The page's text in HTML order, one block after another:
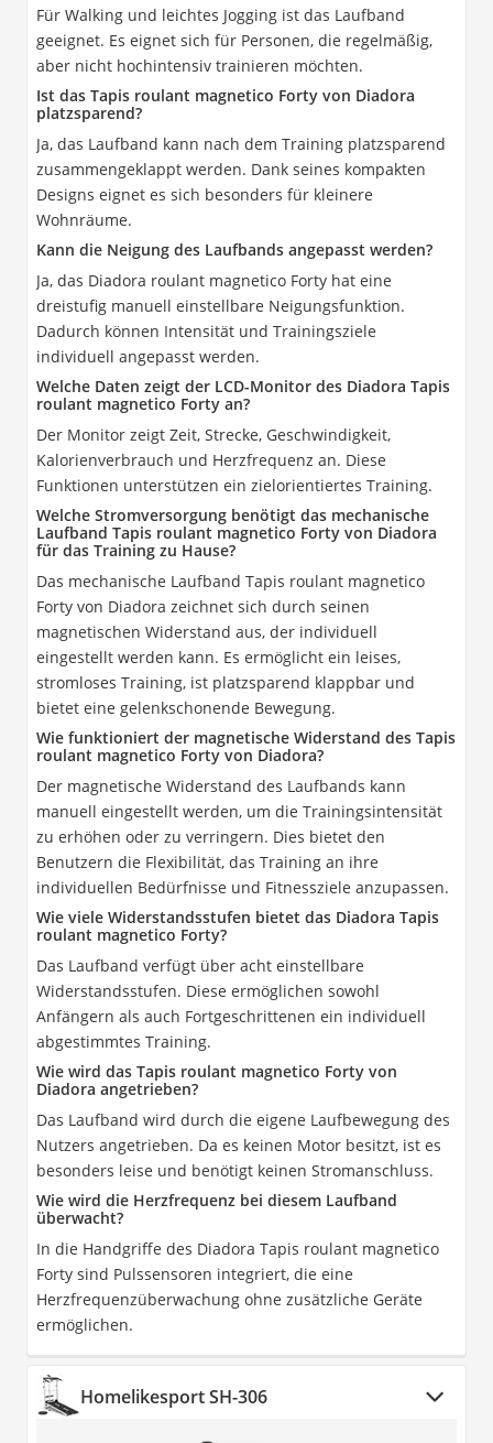
Für Walking und leichtes Jogging ist das Laufband
geeignet. Es eignet sich für Personen, die regelmäßig,
aber nicht hochintensiv trainieren möchten.
Ist das Tapis roulant magnetico Forty von Diadora
platzsparend?
Ja, das Laufband kann nach dem Training platzsparend
zusammengeklappt werden. Dank seines kompakten
Designs eignet es sich besonders für kleinere
Wohnräume.
Kann die Neigung des Laufbands angepasst werden?
Ja, das Diadora roulant magnetico Forty hat eine
dreistufig manuell einstellbare Neigungsfunktion.
Dadurch können Intensität und Trainingsziele
individuell angepasst werden.
Welche Daten zeigt der LCD-Monitor des Diadora Tapis
roulant magnetico Forty an?
Der Monitor zeigt Zeit, Strecke, Geschwindigkeit,
Kalorienverbrauch und Herzfrequenz an. Diese
Funktionen unterstützen ein zielorientiertes Training.
Welche Stromversorgung benötigt das mechanische
Laufband Tapis roulant magnetico Forty von Diadora
für das Training zu Hause?
Das mechanische Laufband Tapis roulant magnetico
Forty von Diadora zeichnet sich durch seinen
magnetischen Widerstand aus, der individuell
eingestellt werden kann. Es ermöglicht ein leises,
stromloses Training, ist platzsparend klappbar und
bietet eine gelenkschonende Bewegung.
Wie funktioniert der magnetische Widerstand des Tapis
roulant magnetico Forty von Diadora?
Der magnetische Widerstand des Laufbands kann
manuell eingestellt werden, um die Trainingsintensität
zu erhöhen oder zu verringern. Dies bietet den
Benutzern die Flexibilität, das Training an ihre
individuellen Bedürfnisse und Fitnessziele anzupassen.
Wie viele Widerstandsstufen bietet das Diadora Tapis
roulant magnetico Forty?
Das Laufband verfügt über acht einstellbare
Widerstandsstufen. Diese ermöglichen sowohl
Anfängern als auch Fortgeschrittenen ein individuell
abgestimmtes Training.
Wie wird das Tapis roulant magnetico Forty von
Diadora angetrieben?
Das Laufband wird durch die eigene Laufbewegung des
Nutzers angetrieben. Da es keinen Motor besitzt, ist es
besonders leise und benötigt keinen Stromanschluss.
Wie wird die Herzfrequenz bei diesem Laufband
überwacht?
In die Handgriffe des Diadora Tapis roulant magnetico
Forty sind Pulssensoren integriert, die eine
Herzfrequenzüberwachung ohne zusätzliche Geräte
ermöglichen.
Homelikesport SH-306